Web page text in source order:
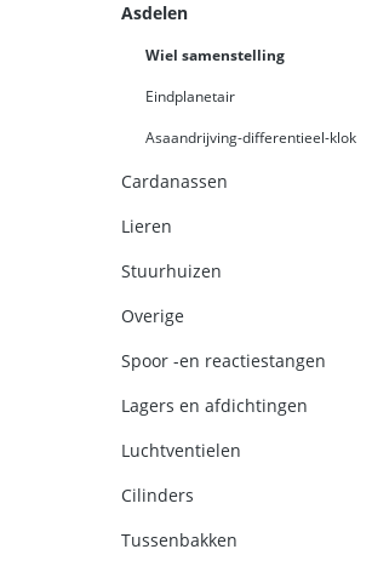
Asdelen
Wiel samenstelling
Eindplanetair
Asaandrijving-differentieel-klok
Cardanassen
Lieren
Stuurhuizen
Overige
Spoor -en reactiestangen
Lagers en afdichtingen
Luchtventielen
Cilinders
Tussenbakken